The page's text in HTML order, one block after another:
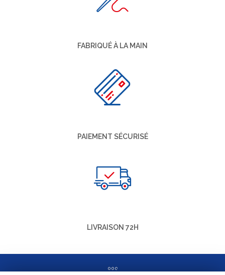
FABRIQUÉ À LA MAIN
PAIEMENT SÉCURISÉ
LIVRAISON 72H